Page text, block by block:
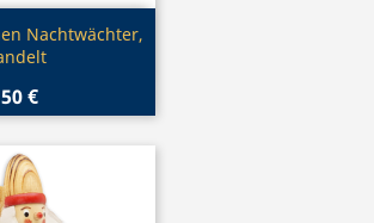
Nachtwächter,
€